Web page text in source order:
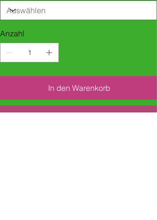
Anzahl
In den Warenkorb